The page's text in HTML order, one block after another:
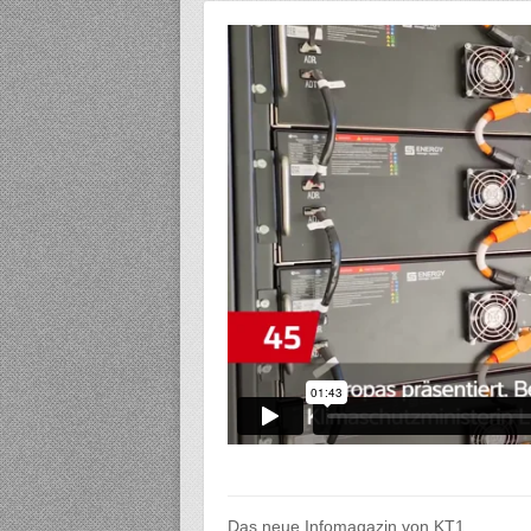
Das neue Infomagazin von KT1.